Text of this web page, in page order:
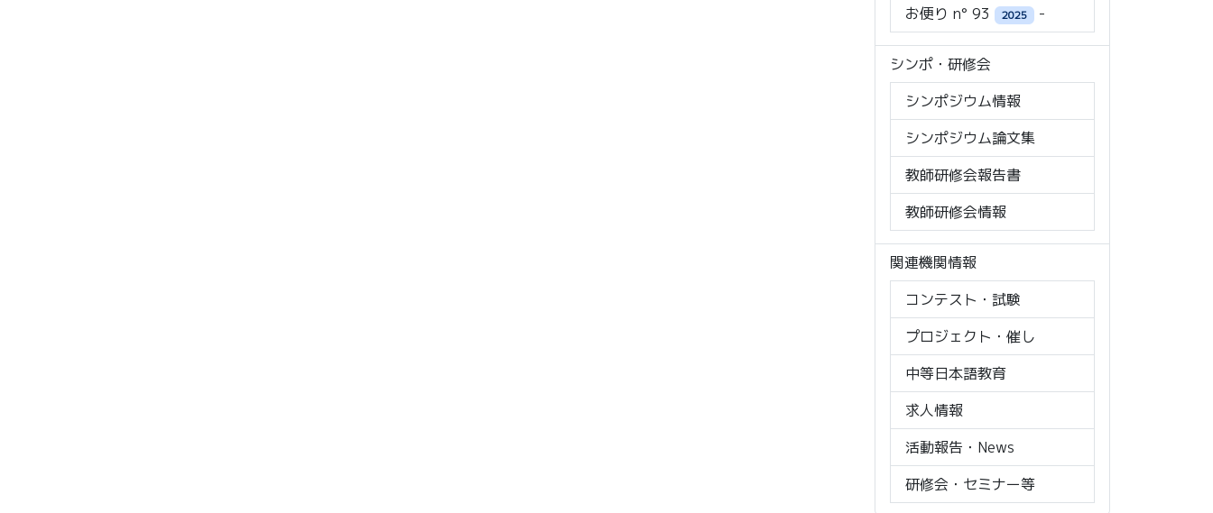
お便り n° 93
2025 -
シンポ・研修会
シンポジウム情報
シンポジウム論文集
教師研修会報告書
教師研修会情報
関連機関情報
コンテスト・試験
プロジェクト・催し
中等日本語教育
求人情報
活動報告・News
研修会・セミナー等